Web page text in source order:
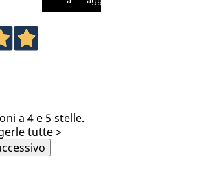
a 4 e 5 stelle.
tutte >